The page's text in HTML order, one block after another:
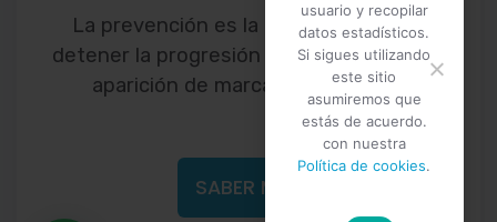
La prevención es la mejor manera de
detener la progresión del acné y evitar la
aparición de marcas o cicatrices.
SABER MÁS
usuario y recopilar
datos estadísticos.
Si sigues utilizando
este sitio
asumiremos que
estás de acuerdo.
con nuestra
Política de cookies.